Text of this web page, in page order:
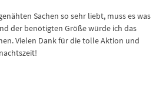
Sachen so sehr liebt, muss es was
der benötigten Größe würde ich das
Vielen Dank für die tolle Aktion und